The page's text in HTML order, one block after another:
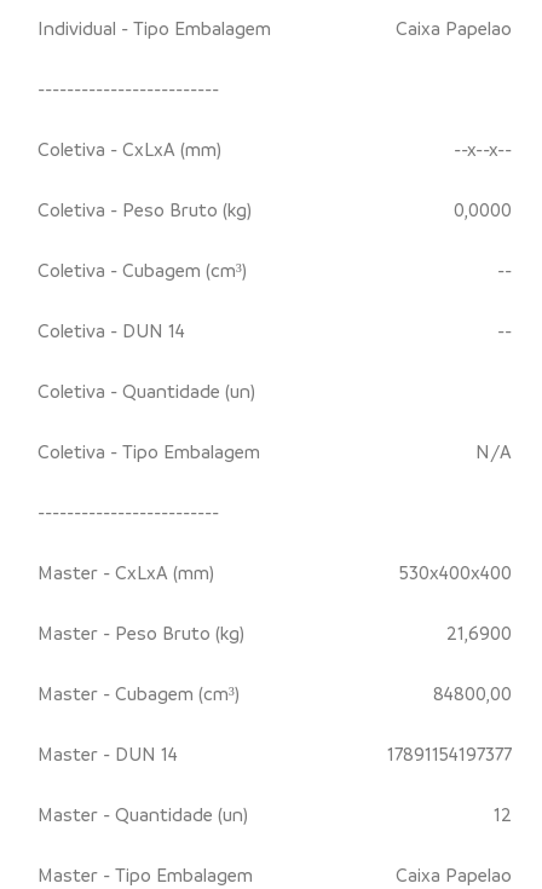
Individual - Tipo Embalagem Caixa Papelao
-------------------------
Coletiva - CxLxA (mm) --x--x--
Coletiva - Peso Bruto (kg) 0,0000
Coletiva - Cubagem (cm³) --
Coletiva - DUN 14 --
Coletiva - Quantidade (un)
Coletiva - Tipo Embalagem N/A
-------------------------
Master - CxLxA (mm) 530x400x400
Master - Peso Bruto (kg) 21,6900
Master - Cubagem (cm³) 84800,00
Master - DUN 14 17891154197377
Master - Quantidade (un) 12
Master - Tipo Embalagem Caixa Papelao